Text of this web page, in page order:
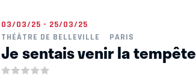
03/03/25 - 25/03/25
THÉÂTRE DE BELLEVILLE
PARIS
Je sentais venir la tempête